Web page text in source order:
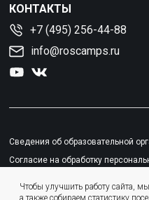
Чтобы улучшить работу сайта,
а также собираем статистику
КОНТАКТЫ
+7 (495) 256-44-88
info@roscamps.ru
Сведения об образовательной
Согласие на обработку
Пользовательское соглашение